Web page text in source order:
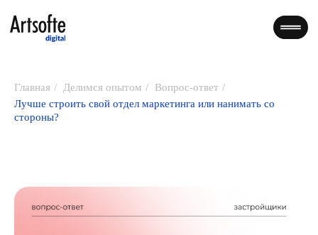
Главная / Делимся опытом / Вопрос-ответ /
Лучше строить свой отдел маркетинга или нанимать со
стороны?